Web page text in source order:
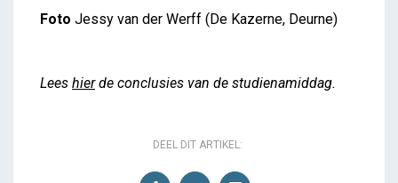
Foto Jessy van der Werff (De Kazerne, Deurne)
Lees hierde conclusies van de studienamiddag.
DEEL DIT ARTIKEL: